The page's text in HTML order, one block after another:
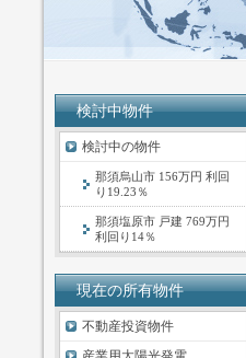
検討中物件
検討中の物件
那須烏山市 156万円 利回
り19.23％
那須塩原市 戸建 769万円
利回り14％
現在の所有物件
不動産投資物件